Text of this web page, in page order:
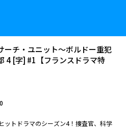
ーチ・ユニット～ボルドー重犯
4 [字] #1【フランスドラマ特
ットドラマのシーズン4！捜査官、科学